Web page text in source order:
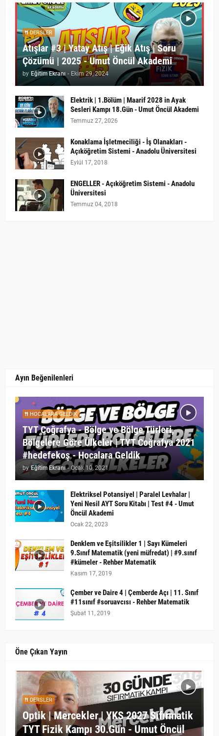
DERSLER
Atışlar #3 | Yatay Atış | Eğik Atış | Soru
Çözümü | 2025 - Umut Öncül Akademi
by Eğitim Ekranı - Ekim 29, 2024
Elektrik | 1.Bölüm | Maarif 2028 in Ayak
Sesleri Kampı 18.Gün - Umut Öncül Akademi
Temmuz 27, 2026
Konaklama İşletmeciliği - İş Olanakları -
Açıköğretim Sistemi - Anadolu Üniversitesi
Eylül 17, 2018
ENGELLER - Açıköğretim Sistemi - Anadolu
Üniversitesi
Temmuz 04, 2018
Ayın Beğenilenleri
HOCALARA GELDIK
TYT Coğrafya - Bölge ve Bölge Türleri,
Bölgelere Göre Ülkeler | TYT Coğrafya 2021
#hedefekoş - Hocalara Geldik
by Eğitim Ekranı - Ocak 10, 2021
Elektriksel Potansiyel | Paralel Levhalar |
Yeni Nesil AYT Soru Kitabı | Test #4 - Umut
Öncül Akademi
Ocak 22, 2023
Denklem ve Eşitsilikler 1 | Sayı Kümeleri
9.Sınıf Matematik (yeni müfredat) | #9.sınıf
#kümeler - Rehber Matematik
Kasım 17, 2019
Çember ve Daire 4 | Çemberde Açı | 11. Sınıf
#11sınıf #soruavcısı - Rehber Matematik
Şubat 11, 2019
Öne Çıkan Yayın
DERSLER
Optik | Mercekler | YKS 2027 Sıfırmatik
TYT Fizik Kampı 30.Gün - Umut Öncül